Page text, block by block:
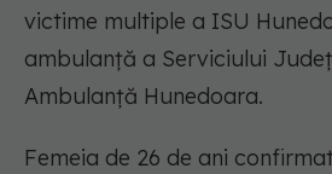
victime multiple a ISU
ambulanţă a Serviciului
Ambulanţă Hunedoara.
Femeia de 26 de ani